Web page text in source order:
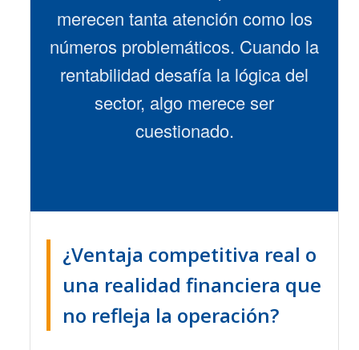
merecen tanta atención como los
números problemáticos. Cuando la
rentabilidad desafía la lógica del
sector, algo merece ser
cuestionado.
¿Ventaja competitiva real o
una realidad financiera que
no refleja la operación?